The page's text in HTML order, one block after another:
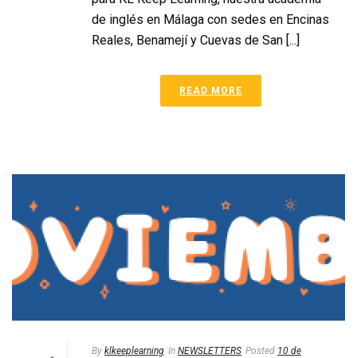
de inglés en Málaga con sedes en Encinas
Reales, Benamejí y Cuevas de San [...]
READ MORE
By klkeeplearning In NEWSLETTERS Posted 10 de